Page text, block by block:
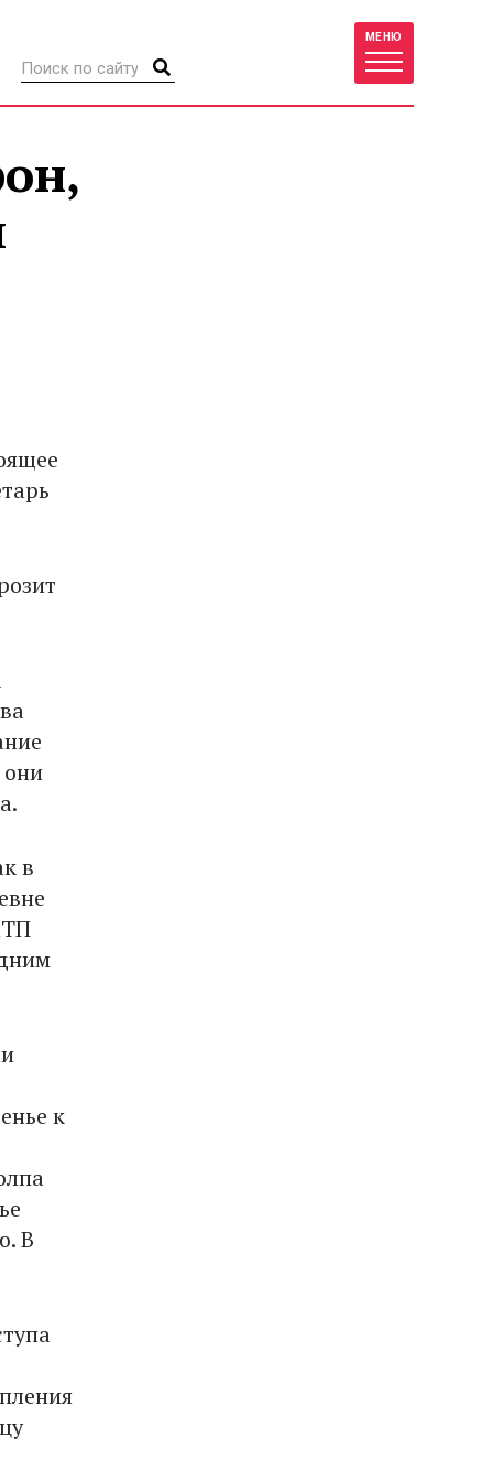
МЕНЮ
они
в
к
В